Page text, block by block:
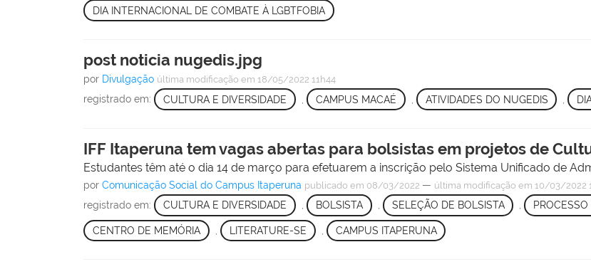
DIA INTERNACIONAL DE COMBATE À LGBTFOBIA
post noticia nugedis.jpg
por Divulgação última modificação em 18/05/2022 11h44
registrado em: CULTURA E DIVERSIDADE CAMPUS MACAÉ ATIVIDADES DO NUGEDIS ,
IFF Itaperuna tem vagas abertas para bolsistas em projetos de
Estudantes têm até o dia 14 de março para efetuarem a inscrição pelo Sistema Unificado de
porComunicação Social do Campus Itaperuna publicado em 08/03/2022 — última modificação em 10/03/2022
registrado em: CULTURA E DIVERSIDADE , BOLSISTA , SELEÇÃO DE BOLSISTA ,
CENTRO DE MEMÓRIA LITERATURE-SE CAMPUS ITAPERUNA